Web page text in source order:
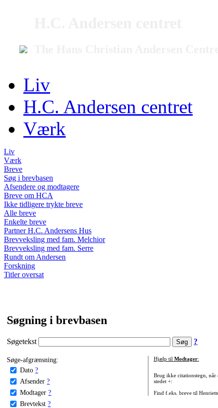
Liv
H.C. Andersen centret
Værk
Liv
Værk
Breve
Søg i brevbasen
Afsendere og modtagere
Breve om HCA
Ikke tidligere trykte breve
Alle breve
Enkelte breve
Partner H.C. Andersens Hus
Brevveksling med fam. Melchior
Brevveksling med fam. Serre
Rundt om Andersen
Forskning
Titler oversat
Søgning i brevbasen
Søgetekst ?
Søge-afgrænsning:
Dato ?
Afsender ?
Modtager ?
Brevtekst ?
Hjælp til Modtager:
Brug ikke citationstegn, når
stedet +:
Find f.eks. breve til